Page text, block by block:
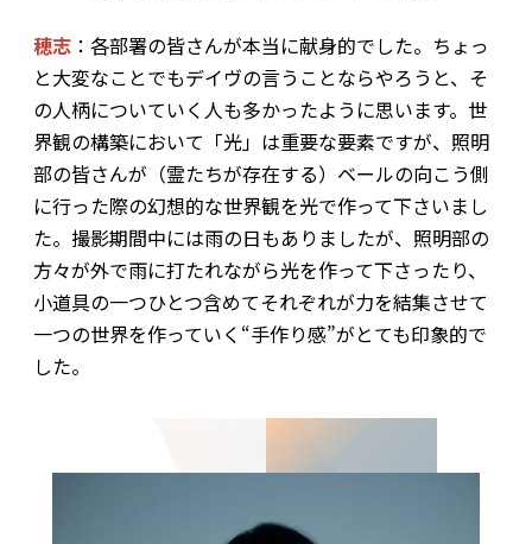
穂志：各部署の皆さんが本当に献身的でした。ちょっ
と大変なことでもデイヴの言うことならやろうと、そ
の人柄についていく人も多かったように思います。世
界観の構築において「光」は重要な要素ですが、照明
部の皆さんが（霊たちが存在する）ベールの向こう側
に行った際の幻想的な世界観を光で作って下さいまし
た。撮影期間中には雨の日もありましたが、照明部の
方々が外で雨に打たれながら光を作って下さったり、
小道具の一つひとつ含めてそれぞれが力を結集させて
一つの世界を作っていく“手作り感”がとても印象的で
した。